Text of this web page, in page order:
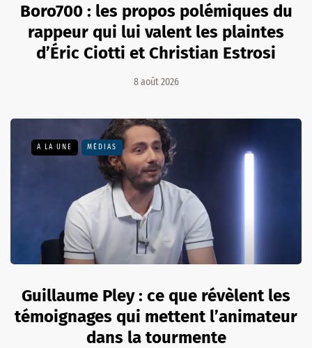
Boro700 : les propos polémiques du
rappeur qui lui valent les plaintes
d’Éric Ciotti et Christian Estrosi
8 août 2026
A LA UNE MÉDIAS
Guillaume Pley : ce que révèlent les
témoignages qui mettent l’animateur
dans la tourmente